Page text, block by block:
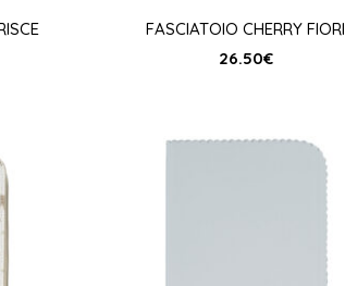
FASCIATOIO CHERRY FIORI
26.50€